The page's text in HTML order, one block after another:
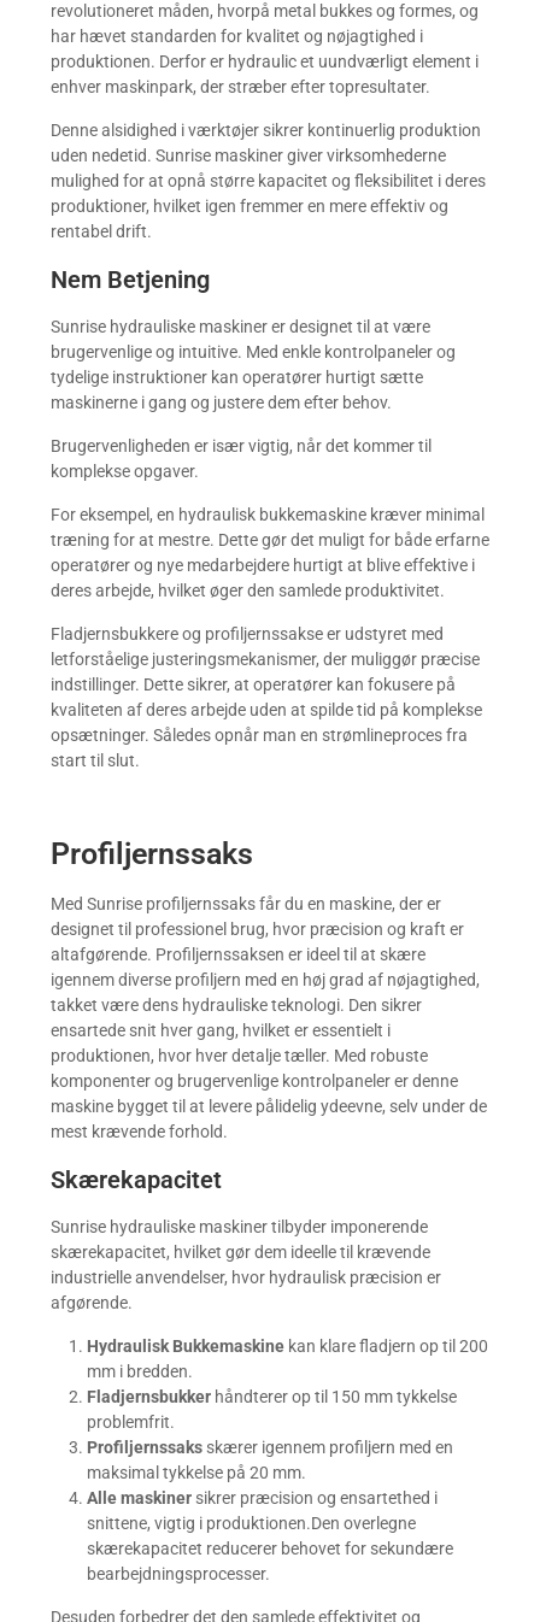
revolutioneret måden, hvorpå metal bukkes og formes, og
har hævet standarden for kvalitet og nøjagtighed i
produktionen. Derfor er hydraulic et uundværligt element i
enhver maskinpark, der stræber efter topresultater.
Denne alsidighed i værktøjer sikrer kontinuerlig produktion
uden nedetid. Sunrise maskiner giver virksomhederne
mulighed for at opnå større kapacitet og fleksibilitet i deres
produktioner, hvilket igen fremmer en mere effektiv og
rentabel drift.
Nem Betjening
Sunrise hydrauliske maskiner er designet til at være
brugervenlige og intuitive. Med enkle kontrolpaneler og
tydelige instruktioner kan operatører hurtigt sætte
maskinerne i gang og justere dem efter behov.
Brugervenligheden er især vigtig, når det kommer til
komplekse opgaver.
For eksempel, en hydraulisk bukkemaskine kræver minimal
træning for at mestre. Dette gør det muligt for både erfarne
operatører og nye medarbejdere hurtigt at blive effektive i
deres arbejde, hvilket øger den samlede produktivitet.
Fladjernsbukkere og profiljernssakse er udstyret med
letforståelige justeringsmekanismer, der muliggør præcise
indstillinger. Dette sikrer, at operatører kan fokusere på
kvaliteten af deres arbejde uden at spilde tid på komplekse
opsætninger. Således opnår man en strømlineproces fra
start til slut.
Profiljernssaks
Med Sunrise profiljernssaks får du en maskine, der er
designet til professionel brug, hvor præcision og kraft er
altafgørende. Profiljernssaksen er ideel til at skære
igennem diverse profiljern med en høj grad af nøjagtighed,
takket være dens hydrauliske teknologi. Den sikrer
ensartede snit hver gang, hvilket er essentielt i
produktionen, hvor hver detalje tæller. Med robuste
komponenter og brugervenlige kontrolpaneler er denne
maskine bygget til at levere pålidelig ydeevne, selv under de
mest krævende forhold.
Skærekapacitet
Sunrise hydrauliske maskiner tilbyder imponerende
skærekapacitet, hvilket gør dem ideelle til krævende
industrielle anvendelser, hvor hydraulisk præcision er
afgørende.
Hydraulisk Bukkemaskinekan klare fladjern op til 200
mm i bredden.
Fladjernsbukkerhåndterer op til 150 mm tykkelse
problemfrit.
Profiljernssaksskærer igennem profiljern med en
maksimal tykkelse på 20 mm.
Alle maskinersikrer præcision og ensartethed i
snittene, vigtig i produktionen.Den overlegne
skærekapacitet reducerer behovet for sekundære
bearbejdningsprocesser.
Desuden forbedrer det den samlede effektivitet og